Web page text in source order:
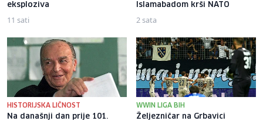
eksploziva
11 sati
Islamabadom krši NATO
2 sata
HISTORIJSKA LIČNOST
Na današnji dan prije 101.
WWIN LIGA BIH
Željezničar na Grbavici